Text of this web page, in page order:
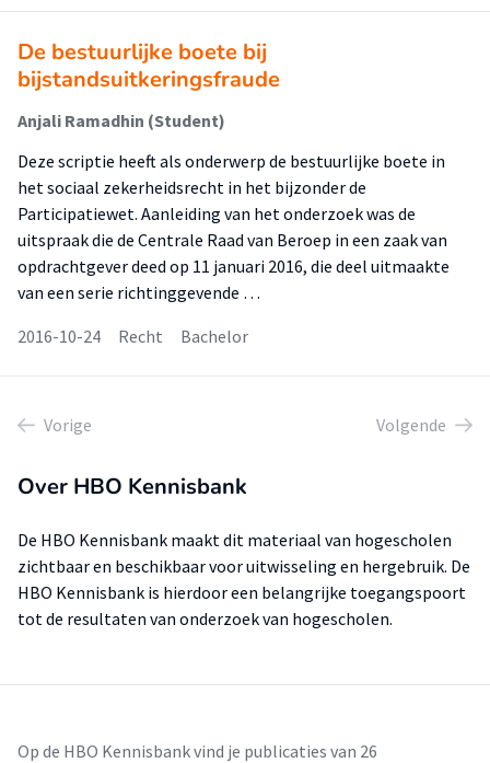
De bestuurlijke boete bij
bijstandsuitkeringsfraude
Anjali Ramadhin (Student)
Deze scriptie heeft als onderwerp de bestuurlijke boete in
het sociaal zekerheidsrecht in het bijzonder de
Participatiewet. Aanleiding van het onderzoek was de
uitspraak die de Centrale Raad van Beroep in een zaak van
opdrachtgever deed op 11 januari 2016, die deel uitmaakte
van een serie richtinggevende …
2016-10-24
Recht Bachelor
Vorige Volgende
Over HBO Kennisbank
De HBO Kennisbank maakt dit materiaal van hogescholen
zichtbaar en beschikbaar voor uitwisseling en hergebruik. De
HBO Kennisbank is hierdoor een belangrijke toegangspoort
tot de resultaten van onderzoek van hogescholen.
Op de HBO Kennisbank vind je publicaties van 26